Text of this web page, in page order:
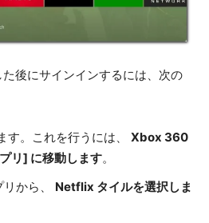
後にサインインするには、次の
。これを行うには、 Xbox 360
リ] に移動します。
から、 Netflix タイルを選択しま